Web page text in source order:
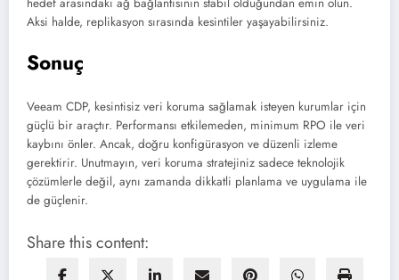
Aksi halde, replikasyon sırasında kesintiler yaşayabilirsiniz.
Sonuç
Veeam CDP, kesintisiz veri koruma sağlamak isteyen kurumlar için
güçlü bir araçtır. Performansı etkilemeden, minimum RPO ile veri
kaybını önler. Ancak, doğru konfigürasyon ve düzenli izleme
gerektirir. Unutmayın, veri koruma stratejiniz sadece teknolojik
çözümlerle değil, aynı zamanda dikkatli planlama ve uygulama ile
de güçlenir.
Share this content: